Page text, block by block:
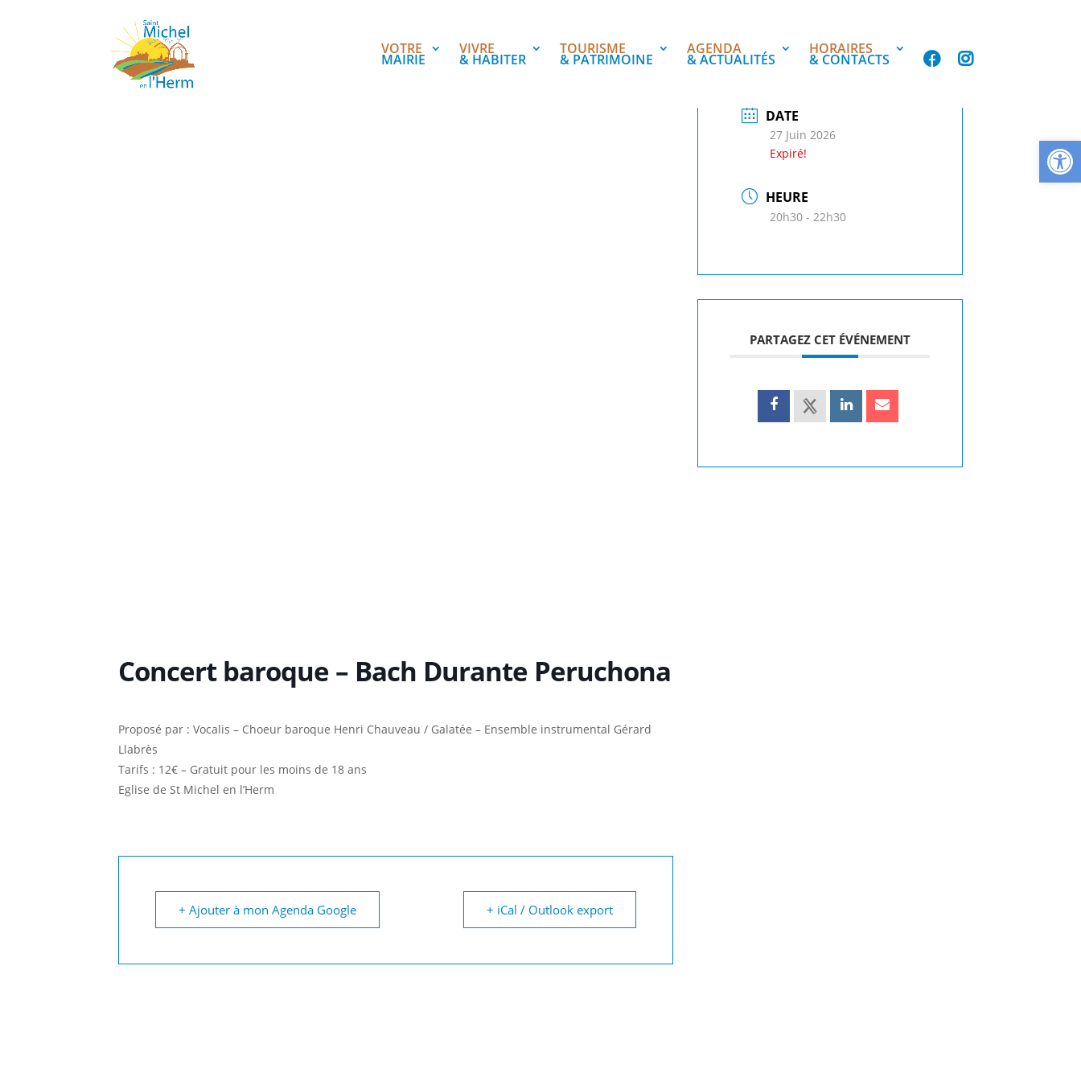
VOTRE
MAIRIE
VIVRE
& HABITER
TOURISME
& PATRIMOINE
AGENDA
& ACTUALITÉS
HORAIRES
& CONTACTS
Concert baroque – Bach Durante Peruchona
Proposé par : Vocalis – Choeur baroque Henri Chauveau / Galatée – Ensemble instrumental Gérard
Llabrès
Tarifs : 12€ – Gratuit pour les moins de 18 ans
Eglise de St Michel en l’Herm
+ Ajouter à mon Agenda Google + iCal / Outlook export
DATE
27 Juin 2026
Expiré!
HEURE
20h30 - 22h30
PARTAGEZ CET ÉVÉNEMENT
Ouvrir